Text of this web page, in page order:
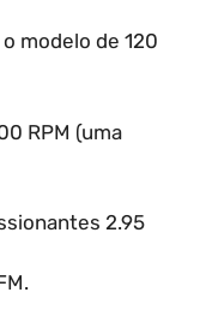
modelo de 120
RPM (uma
2.95